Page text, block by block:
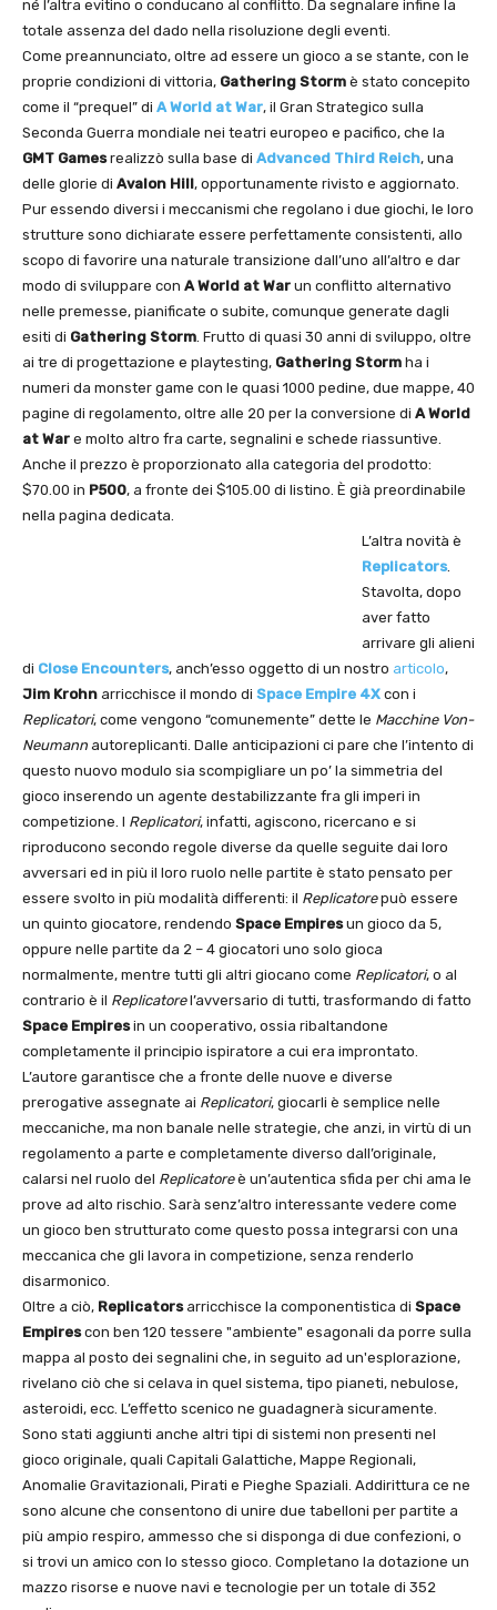
né l’altra evitino o conducano al conflitto. Da segnalare infine la
totale assenza del dado nella risoluzione degli eventi.
Come preannunciato, oltre ad essere un gioco a se stante, con le
proprie condizioni di vittoria, Gathering Storm è stato concepito
come il “prequel” di A World at War, il Gran Strategico sulla
Seconda Guerra mondiale nei teatri europeo e pacifico, che la
GMT Gamesrealizzò sulla base di Advanced Third Reich, una
delle glorie di Avalon Hill, opportunamente rivisto e aggiornato.
Pur essendo diversi i meccanismi che regolano i due giochi, le loro
strutture sono dichiarate essere perfettamente consistenti, allo
scopo di favorire una naturale transizione dall’uno all’altro e dar
modo di sviluppare con A World at War un conflitto alternativo
nelle premesse, pianificate o subite, comunque generate dagli
esiti di Gathering Storm. Frutto di quasi 30 anni di sviluppo, oltre
ai tre di progettazione e playtesting, Gathering Storm ha i
numeri da monster game con le quasi 1000 pedine, due mappe, 40
pagine di regolamento, oltre alle 20 per la conversione di A World
at War e molto altro fra carte, segnalini e schede riassuntive.
Anche il prezzo è proporzionato alla categoria del prodotto:
$70.00 in P500, a fronte dei $105.00 di listino. È già preordinabile
nella pagina dedicata.
L’altra novità è
Replicators.
Stavolta, dopo
aver fatto
arrivare gli alieni
di Close Encounters, anch’esso oggetto di un nostro articolo,
Jim Krohn arricchisce il mondo di Space Empire 4X con i
Replicatori, come vengono “comunemente” dette le Macchine Von-
Neumann autoreplicanti. Dalle anticipazioni ci pare che l’intento di
questo nuovo modulo sia scompigliare un po’ la simmetria del
gioco inserendo un agente destabilizzante fra gli imperi in
competizione. I Replicatori, infatti, agiscono, ricercano e si
riproducono secondo regole diverse da quelle seguite dai loro
avversari ed in più il loro ruolo nelle partite è stato pensato per
essere svolto in più modalità differenti: il Replicatorepuò essere
un quinto giocatore, rendendo Space Empiresun gioco da 5,
oppure nelle partite da 2 – 4 giocatori uno solo gioca
normalmente, mentre tutti gli altri giocano come Replicatori, o al
contrario è il Replicatorel’avversario di tutti, trasformando di fatto
Space Empiresin un cooperativo, ossia ribaltandone
completamente il principio ispiratore a cui era improntato.
L’autore garantisce che a fronte delle nuove e diverse
prerogative assegnate ai Replicatori, giocarli è semplice nelle
meccaniche, ma non banale nelle strategie, che anzi, in virtù di un
regolamento a parte e completamente diverso dall’originale,
calarsi nel ruolo del Replicatoreè un’autentica sfida per chi ama le
prove ad alto rischio. Sarà senz’altro interessante vedere come
un gioco ben strutturato come questo possa integrarsi con una
meccanica che gli lavora in competizione, senza renderlo
disarmonico.
Oltre a ciò, Replicatorsarricchisce la componentistica di Space
Empirescon ben 120 tessere "ambiente" esagonali da porre sulla
mappa al posto dei segnalini che, in seguito ad un'esplorazione,
rivelano ciò che si celava in quel sistema, tipo pianeti, nebulose,
asteroidi, ecc. L’effetto scenico ne guadagnerà sicuramente.
Sono stati aggiunti anche altri tipi di sistemi non presenti nel
gioco originale, quali Capitali Galattiche, Mappe Regionali,
Anomalie Gravitazionali, Pirati e Pieghe Spaziali. Addirittura ce ne
sono alcune che consentono di unire due tabelloni per partite a
più ampio respiro, ammesso che si disponga di due confezioni, o
si trovi un amico con lo stesso gioco. Completano la dotazione un
mazzo risorse e nuove navi e tecnologie per un totale di 352